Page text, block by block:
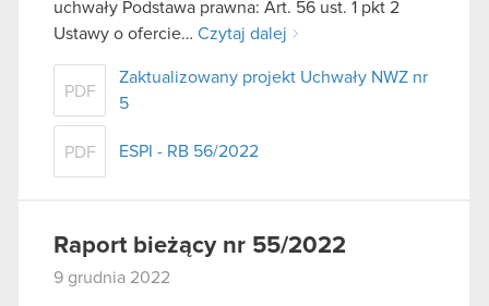
uchwały Podstawa prawna: Art. 56 ust. 1 pkt 2
Ustawy o ofercie… Czytaj dalej
PDF
Zaktualizowany projekt Uchwały NWZ nr
5
PDF ESPI - RB 56/2022
Raport bieżący nr 55/2022
9 grudnia 2022